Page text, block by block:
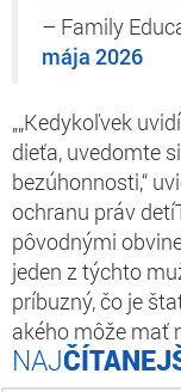
– Family
mája 2026
„„Kedykoľvek
dieťa, uvedomte
bezúhonnosti,“
ochranu práv
pôvodnými
jeden z týchto
príbuzný, čo je
akého môže mať